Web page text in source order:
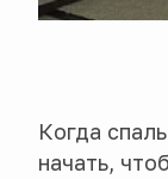
Когда
начать,